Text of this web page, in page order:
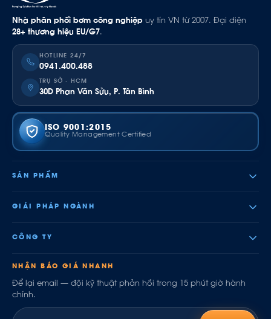
Nhà phân phối bơm công nghiệp uy tín VN từ 2007. Đại diện
28+ thương hiệu EU/G7.
HOTLINE 24/7
0941.400.488
TRỤ SỞ · HCM
30D Phan Văn Sửu, P. Tân Bình
ISO 9001:2015
Quality Management Certified
SẢN PHẨM
GIẢI PHÁP NGÀNH
CÔNG TY
NHẬN BÁO GIÁ NHANH
Để lại email — đội kỹ thuật phản hồi trong 15 phút giờ hành
chính.